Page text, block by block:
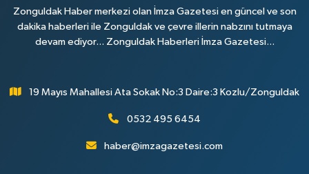
Zonguldak Haber merkezi olan İmza Gazetesi en güncel ve son
dakika haberleri ile Zonguldak ve çevre illerin nabzını tutmaya
devam ediyor... Zonguldak Haberleri İmza Gazetesi...
19 Mayıs Mahallesi Ata Sokak No:3 Daire:3 Kozlu/Zonguldak
0532 495 6454
haber@imzagazetesi.com